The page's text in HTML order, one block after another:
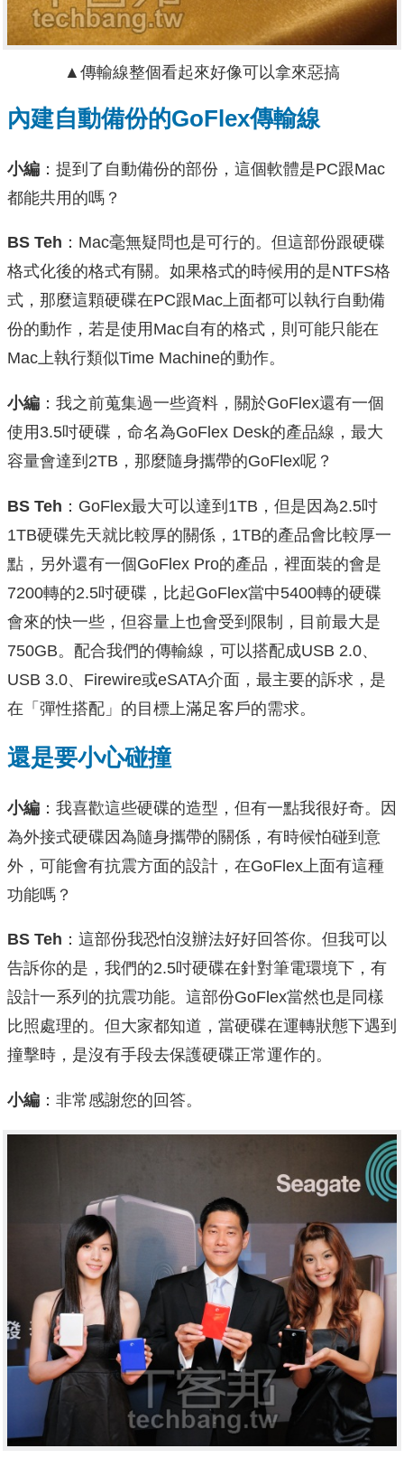
▲傳輸線整個看起來好像可以拿來惡搞
內建自動備份的GoFlex傳輸線
小編 ：提到了自動備份的部份，這個軟體是PC跟Mac
都能共用的嗎？
BS Teh ：Mac毫無疑問也是可行的。但這部份跟硬碟
格式化後的格式有關。如果格式的時候用的是NTFS格
式，那麼這顆硬碟在PC跟Mac上面都可以執行自動備
份的動作，若是使用Mac自有的格式，則可能只能在
Mac上執行類似Time Machine的動作。
小編 ：我之前蒐集過一些資料，關於GoFlex還有一個
使用3.5吋硬碟，命名為GoFlex Desk的產品線，最大
容量會達到2TB，那麼隨身攜帶的GoFlex呢？
BS Teh ：GoFlex最大可以達到1TB，但是因為2.5吋
1TB硬碟先天就比較厚的關係，1TB的產品會比較厚一
點，另外還有一個GoFlex Pro的產品，裡面裝的會是
7200轉的2.5吋硬碟，比起GoFlex當中5400轉的硬碟
會來的快一些，但容量上也會受到限制，目前最大是
750GB。配合我們的傳輸線，可以搭配成USB 2.0、
USB 3.0、Firewire或eSATA介面，最主要的訴求，是
在「彈性搭配」的目標上滿足客戶的需求。
還是要小心碰撞
小編 ：我喜歡這些硬碟的造型，但有一點我很好奇。因
為外接式硬碟因為隨身攜帶的關係，有時候怕碰到意
外，可能會有抗震方面的設計，在GoFlex上面有這種
功能嗎？
BS Teh ：這部份我恐怕沒辦法好好回答你。但我可以
告訴你的是，我們的2.5吋硬碟在針對筆電環境下，有
設計一系列的抗震功能。這部份GoFlex當然也是同樣
比照處理的。但大家都知道，當硬碟在運轉狀態下遇到
撞擊時，是沒有手段去保護硬碟正常運作的。
小編 ：非常感謝您的回答。